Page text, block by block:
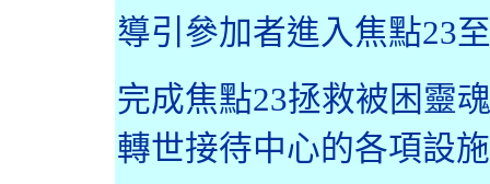
導引參加者進入焦點23
完成焦點23拯救被困靈
轉世接待中心的各項設